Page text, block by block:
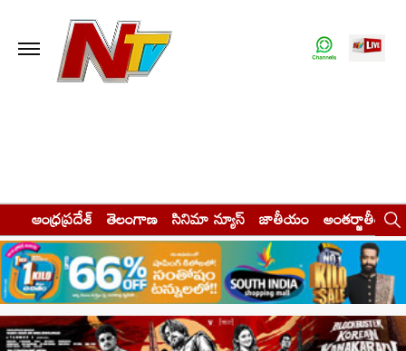
ఆంధ్రప్రదేశ్ తెలంగాణ సినిమా న్యూస్ జాతీయం అంతర్జాతీయం